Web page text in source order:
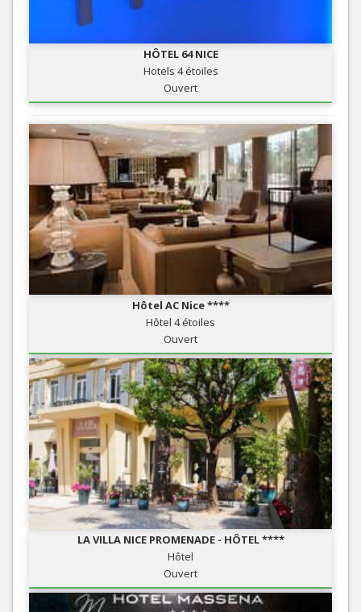
HÔTEL 64 NICE
Hotels 4 étoiles
Ouvert
Hôtel AC Nice ****
Hôtel 4 étoiles
Ouvert
LA VILLA NICE PROMENADE - HÔTEL ****
Hôtel
Ouvert